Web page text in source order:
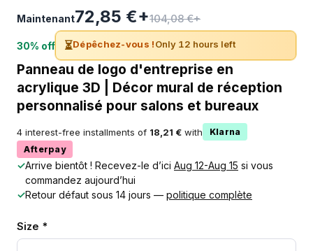
Maintenant72,85 €+104,08 €+
30% off ⏳Dépêchez-vous !Only 12 hours left
Panneau de logo d'entreprise en
acrylique 3D | Décor mural de réception
personnalisé pour salons et bureaux
4 interest-free installments of 18,21 € with
Klarna
Afterpay
✓Arrive bientôt ! Recevez-le d’ici Aug 12-Aug 15 si vous
commandez aujourd’hui
✓Retour défaut sous 14 jours — politique complète
Size *